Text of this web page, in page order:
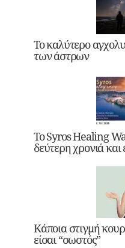
Το καλύτερο
των άστρων
Το Syros Healing
δεύτερη χρονιά
Κάποια στιγμή
είσαι “σωστός”